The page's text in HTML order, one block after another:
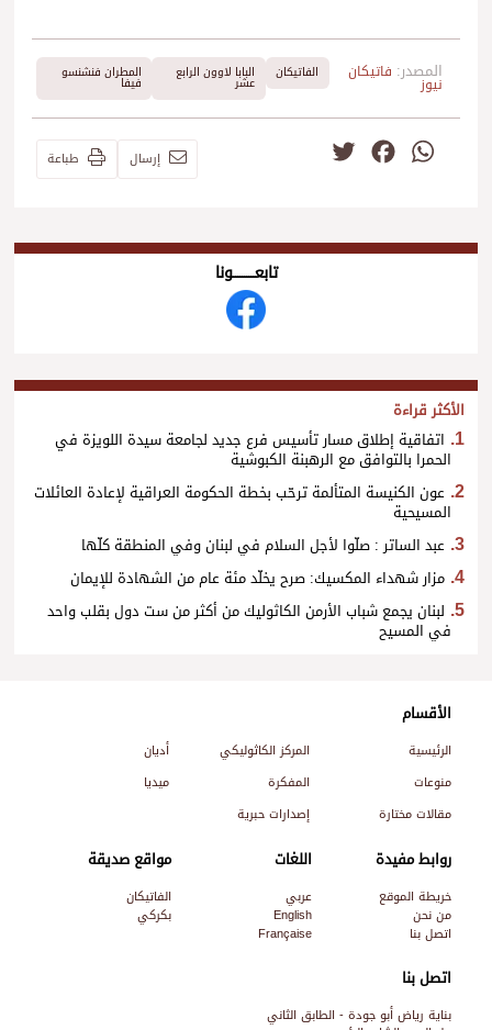
المصدر: فاتيكان
نيوز
الفاتيكان البابا لاوون الرابع
عشر
المطران فنشنسو
فيفا
WhatsApp
Facebook إرسال طباعة
تابعــــــــــونا
الأكثر قراءة
اتفاقية إطلاق مسار تأسيس فرع جديد لجامعة سيدة اللويزة في
الحمرا بالتوافق مع الرهبنة الكبوشية
عون الكنيسة المتألمة ترحّب بخطة الحكومة العراقية لإعادة العائلات
المسيحية
عبد الساتر : صلّوا لأجل السلام في لبنان وفي المنطقة كلّها
مزار شهداء المكسيك: صرح يخلّد مئة عام من الشهادة للإيمان
لبنان يجمع شباب الأرمن الكاثوليك من أكثر من ست دول بقلب واحد
في المسيح
اتصل بنا
بناية رياض أبو جودة - الطابق الثاني
الأقسام
الرئيسية المركز الكاثوليكي
أديان
منوعات
المفكرة
ميديا
مقالات مختارة
إصدارات حبرية
روابط مفيدة
خريطة الموقع
من نحن
اتصل بنا
اللغات
عربي
English
Française
مواقع صديقة
الفاتيكان
بكركي